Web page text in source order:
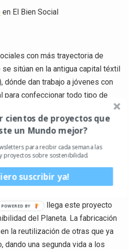
en El Bien Social
con más trayectoria de
se sitúan en la antigua capital téxtil
dónde dan trabajo a jóvenes con
para confeccionar todo tipo de
El Bien Social
Sostenibles
nos llega este proyecto
del Planeta. La fabricación
la reutilización de otras que ya
dando una segunda vida a los
cientos de proyectos que
un Mundo mejor?
para recibir cada semana las
proyectos sobre sostenibilidad.
suscribir ya!